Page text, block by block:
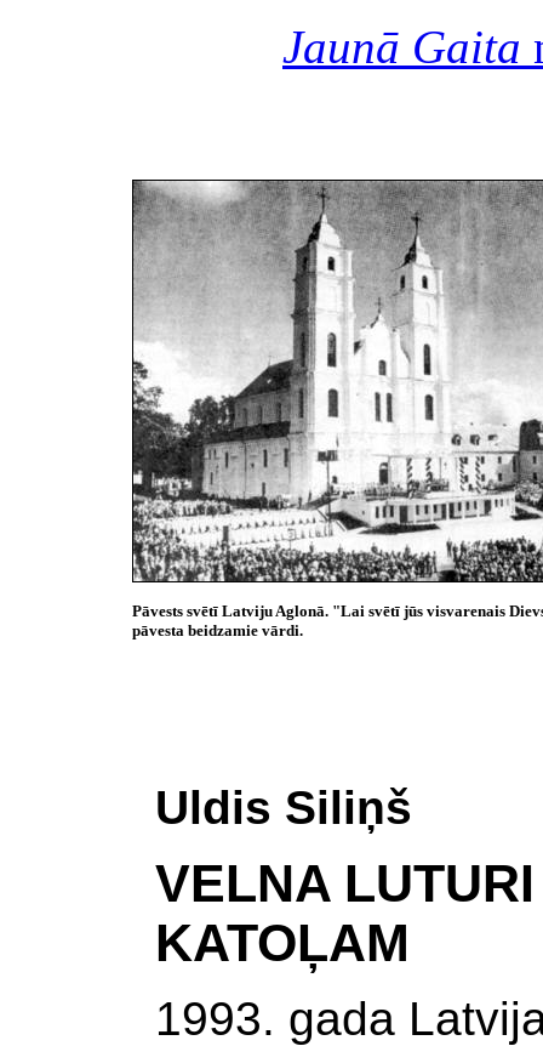
Jaunā Gaita
Pāvests svētī Latviju Aglonā. "Lai svētī jūs visvarenais
pāvesta beidzamie vārdi.
Uldis Siliņš
VELNA
KATOĻAM
1993. gada